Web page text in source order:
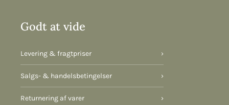
Godt at vide
Levering & fragtpriser ›
Salgs- & handelsbetingelser ›
Returnering af varer ›